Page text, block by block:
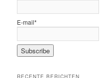
E-mail*
RECENTE BERICHTEN